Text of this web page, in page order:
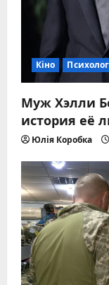
Кіно
Муж Хэлли
история её
Юлія Коробка